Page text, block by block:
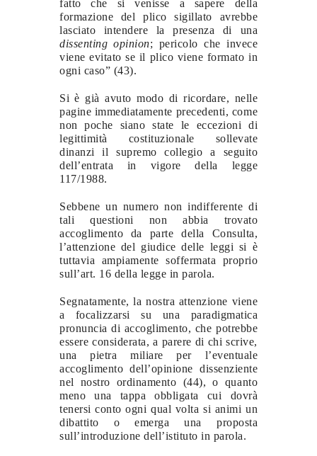
fatto che si venisse a sapere della
formazione del plico sigillato avrebbe
lasciato intendere la presenza di una
dissenting opinion; pericolo che invece
viene evitato se il plico viene formato in
ogni caso” (43).
Si è già avuto modo di ricordare, nelle
pagine immediatamente precedenti, come
non poche siano state le eccezioni di
legittimità costituzionale sollevate
dinanzi il supremo collegio a seguito
dell’entrata in vigore della legge
117/1988.
Sebbene un numero non indifferente di
tali questioni non abbia trovato
accoglimento da parte della Consulta,
l’attenzione del giudice delle leggi si è
tuttavia ampiamente soffermata proprio
sull’art. 16 della legge in parola.
Segnatamente, la nostra attenzione viene
a focalizzarsi su una paradigmatica
pronuncia di accoglimento, che potrebbe
essere considerata, a parere di chi scrive,
una pietra miliare per l’eventuale
accoglimento dell’opinione dissenziente
nel nostro ordinamento (44), o quanto
meno una tappa obbligata cui dovrà
tenersi conto ogni qual volta si animi un
dibattito o emerga una proposta
sull’introduzione dell’istituto in parola.